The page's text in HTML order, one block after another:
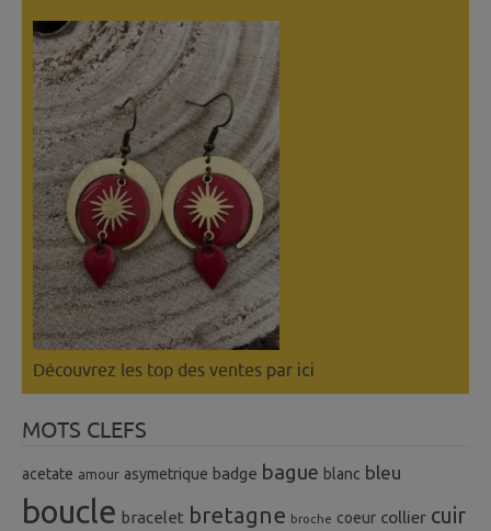
Découvrez les top des ventes par ici
MOTS CLEFS
acetate amour asymetrique badge bague blanc bleu
boucle bracelet bretagne broche coeur collier cuir